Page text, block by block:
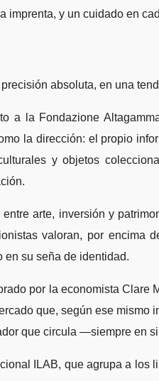
y un cuidado en
absoluta, en una
a la Fondazione
la dirección: el propio
y objetos
arte, inversión y
valoran, por encima
en su seña de identidad.
por la economista
que, según ese
que circula —siempre en
ILAB, que agrupa a